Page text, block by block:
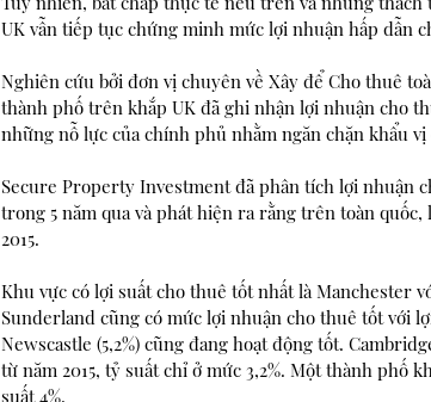
UK vẫn tiếp tục chứng minh mức lợi nhuận hấp dẫn
Nghiên cứu bởi đơn vị chuyên về Xây để Cho thuê
thành phố trên khắp UK đã ghi nhận lợi nhuận cho
những nỗ lực của chính phủ nhằm ngăn chặn khẩu vị
Secure Property Investment đã phân tích lợi nhuận
trong 5 năm qua và phát hiện ra rằng trên toàn
2015.
Khu vực có lợi suất cho thuê tốt nhất là Manchester
Sunderland cũng có mức lợi nhuận cho thuê tốt với
Newscastle (5,2%) cũng đang hoạt động tốt.
từ năm 2015, tỷ suất chỉ ở mức 3,2%. Một thành phố
suất 4%.